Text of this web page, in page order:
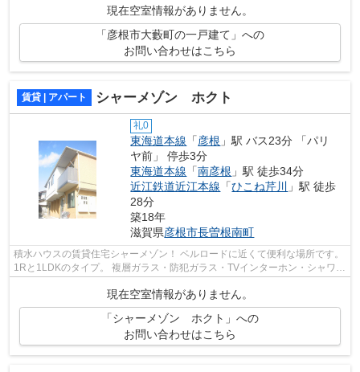
現在空室情報がありません。
「彦根市大藪町の一戸建て」への
お問い合わせはこちら
賃貸 | アパート シャーメゾン ホクト
礼0
東海道本線 「彦根 」駅 バス23分 「パリ
ヤ前」 停歩3分
東海道本線 「南彦根 」駅 徒歩34分
近江鉄道近江本線 「ひこね芹川
」駅 徒歩
28分
築18年
滋賀県彦根市長曽根南町
積水ハウスの賃貸住宅シャーメゾン！ ベルロードに近くて便利な場所です。
1Rと1LDKのタイプ。 複層ガラス・防犯ガラス・TVインターホン・シャワー
現在空室情報がありません。
「シャーメゾン ホクト」への
お問い合わせはこちら